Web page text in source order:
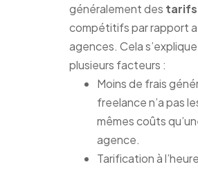
généralement des tarifs
compétitifs par rapport
agences. Cela
plusieurs facteurs :
Moins de frais
freelance n’a pas
mêmes coûts
agence.
Tarification à